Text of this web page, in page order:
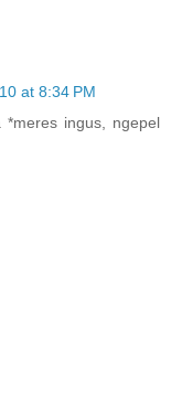
at 8:34 PM
ingus, ngepel